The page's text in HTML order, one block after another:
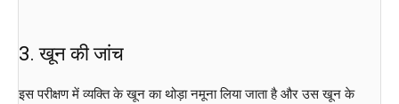
3. खून की जांच
इस परीक्षण में व्यक्ति के खून का थोड़ा नमूना लिया जाता है और उस खून के